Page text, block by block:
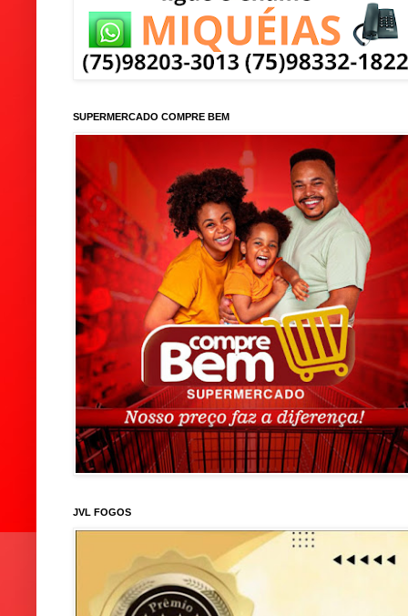
SUPERMERCADO COMPRE BEM
JVL FOGOS